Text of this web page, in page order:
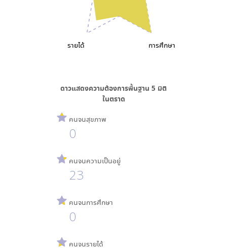
การศึกษา
รายได้
ดาวแสดงความต้องการพื้นฐาน 5 มิติ
ในตราด
คนจนสุขภาพ
0
คนจนความเป็นอยู่
23
คนจนการศึกษา
0
คนจนรายได้